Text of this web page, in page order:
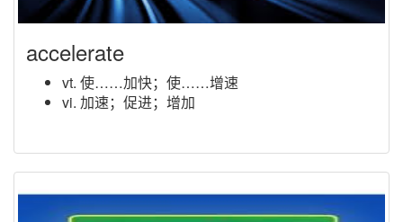
accelerate
vt. 使……加快；使……增速
vi. 加速；促进；增加